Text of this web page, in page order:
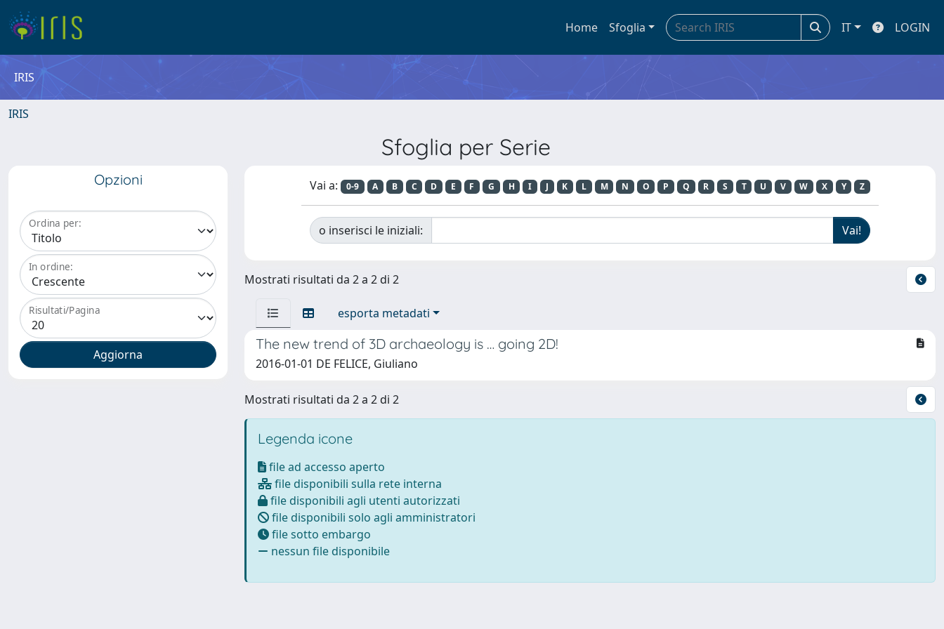
Home Sfoglia IT LOGIN
IRIS
IRIS
Sfoglia per Serie
Opzioni
Ordina per:
In ordine:
Risultati/Pagina
Vai a: 0-9 A B C D E F G H I J K L M N O P Q R S T U V W X Y Z
o inserisci le iniziali:
Mostrati risultati da 2 a 2 di 2
esporta metadati
The new trend of 3D archaeology is … going 2D!
2016-01-01 DE FELICE, Giuliano
Mostrati risultati da 2 a 2 di 2
Legenda icone
file ad accesso aperto
file disponibili sulla rete interna
file disponibili agli utenti autorizzati
file disponibili solo agli amministratori
file sotto embargo
nessun file disponibile